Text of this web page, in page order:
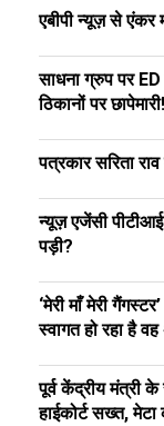
एबीपी न्यूज़ से
साधना ग्रुप पर
ठिकानों पर छापेमारी!
पत्रकार सरिता
न्यूज़ एजेंसी
पड़ी?
‘मेरी माँ मेरी
स्वागत हो रहा है
पूर्व केंद्रीय मंत्री
हाईकोर्ट सख्त,